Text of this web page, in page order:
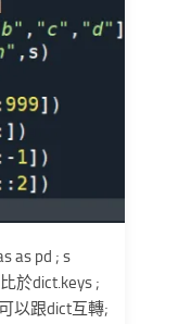
as pd ; s
於dict.keys ;
以跟dict互轉;